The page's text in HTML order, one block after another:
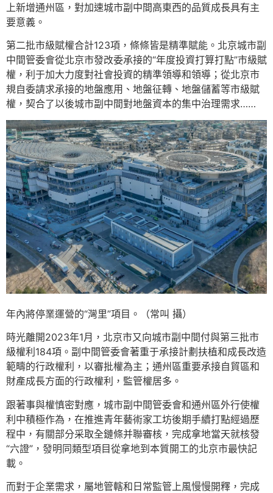
上新增通州區，對加速城市副中間高東西的品質成長具有主
要意義。
第二批市級賦權合計123項，條條皆是精準賦能。北京城市副
中間管委會從北京市發改委承接的“年度投資打算打點”市級賦
權，利于加大力度對社會投資的精準領導和領導；從北京市
規自委請求承接的地盤應用、地盤征轉、地盤儲蓄等市級賦
權，契合了以後城市副中間對地盤資本的集中治理需求……
年內將停業運營的“灣里”項目。（常叫 攝）
時光離開2023年1月，北京市又向城市副中間付與第三批市
級權利184項。副中間管委會著重于承接計劃扶植和成長改造
範疇的行政權利，以審批權為主；通州區重要承接自貿區和
財產成長方面的行政權利，監管權居多。
跟著事與權慎密對應，城市副中間管委會和通州區外行使權
利中積極作為，在推進青年藝術家工坊後期手續打點經過歷
程中，有關部分采取全鏈條并聯審核，完成拿地當天就核發
“六證”，發明同類型項目從拿地到本質開工的北京市最快記
載。
而對于企業需求，屬地管轄和日常監管上風慢慢開釋，完成